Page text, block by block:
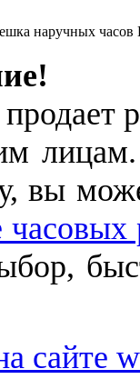
наручных
вы
сайте